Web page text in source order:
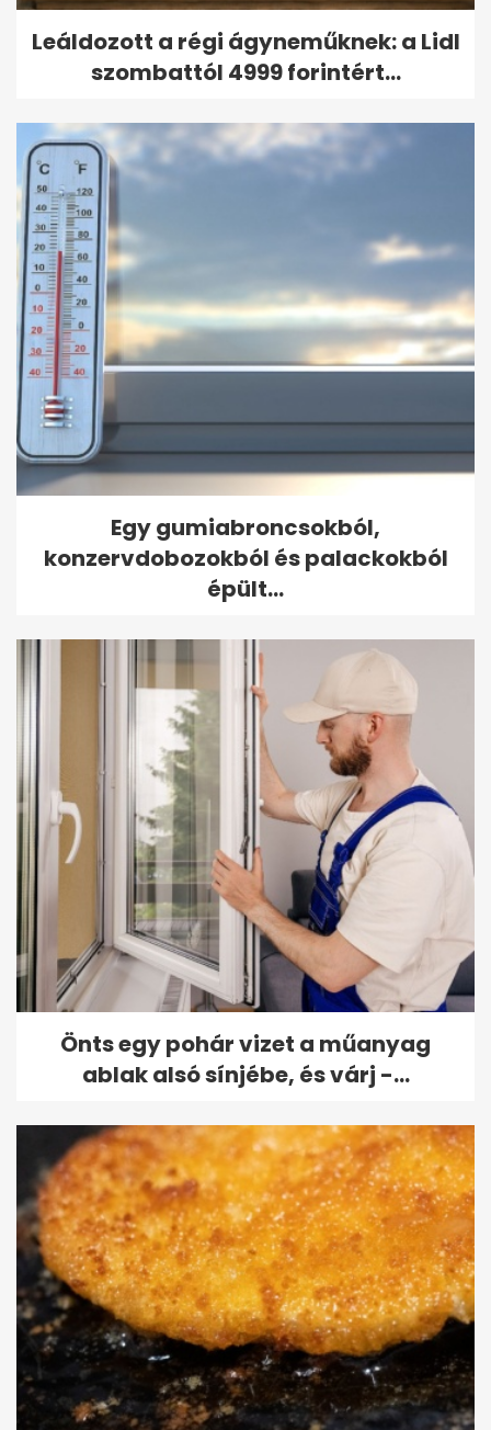
Leáldozott a régi ágyneműknek: a Lidl
szombattól 4999 forintért...
Egy gumiabroncsokból,
konzervdobozokból és palackokból
épült...
Önts egy pohár vizet a műanyag
ablak alsó sínjébe, és várj -...